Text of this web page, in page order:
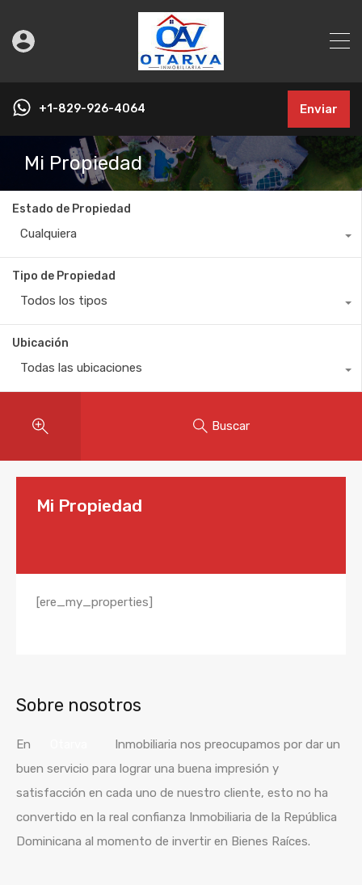
+1-829-926-4064 Enviar
Mi Propiedad
Estado de Propiedad
Cualquiera
Tipo de Propiedad
Todos los tipos
Ubicación
Todas las ubicaciones
Buscar
Mi Propiedad
[ere_my_properties]
Sobre nosotros
En
Inmobiliaria nos preocupamos por dar un
buen servicio para lograr una buena impresión y
satisfacción en cada uno de nuestro cliente, esto no ha
convertido en la real confianza Inmobiliaria de la República
Dominicana al momento de invertir en Bienes Raíces.